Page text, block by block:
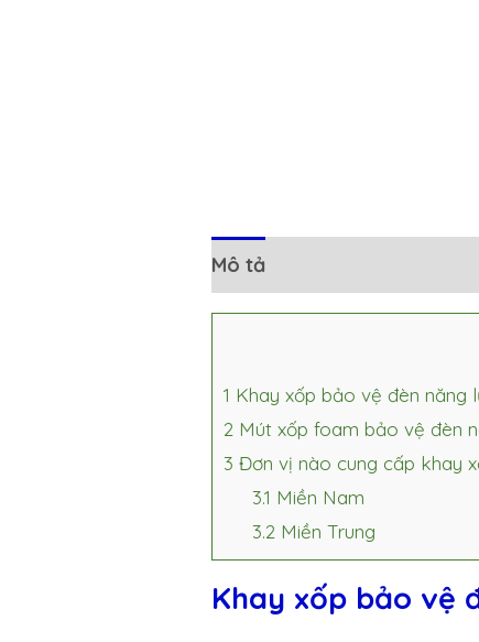
Mô tả
1 Khay xốp bảo vệ đèn năng
2 Mút xốp foam bảo vệ đèn
3 Đơn vị nào cung cấp khay
3.1 Miền Nam
3.2 Miền Trung
Khay xốp bảo vệ